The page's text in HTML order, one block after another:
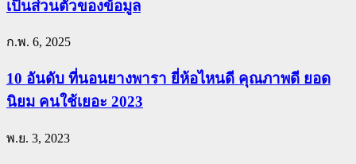
เป็นส่วนตัวของข้อมูล
ก.พ. 6, 2025
10 อันดับ ที่นอนยางพารา ยี่ห้อไหนดี คุณภาพดี ยอด
นิยม คนใช้เยอะ 2023
พ.ย. 3, 2023